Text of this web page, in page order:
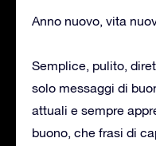
Anno nuovo, vita
Semplice, pulito,
solo messaggi di
attuali e sempre
buono, che frasi di